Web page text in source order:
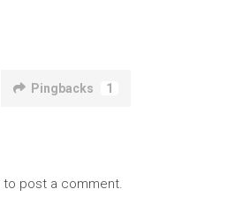
Pingbacks 1
to post a comment.